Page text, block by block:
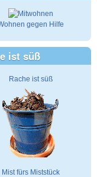
gegen Hilfe
ist süß
Rache ist süß
Mist fürs Miststück